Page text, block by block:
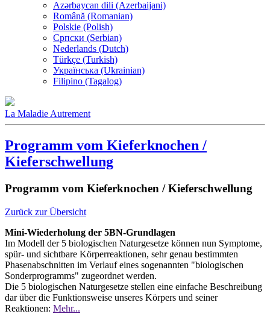
Azərbaycan dili (Azerbaijani)
Română (Romanian)
Polskie (Polish)
Српски (Serbian)
Nederlands (Dutch)
Türkçe (Turkish)
Українська (Ukrainian)
Filipino (Tagalog)
La Maladie Autrement
Programm vom Kieferknochen /
Kieferschwellung
Programm vom Kieferknochen / Kieferschwellung
Zurück zur Übersicht
Mini-Wiederholung der 5BN-Grundlagen
Im Modell der 5 biologischen Naturgesetze können nun Symptome,
spür- und sichtbare Körperreaktionen, sehr genau bestimmten
Phasenabschnitten im Verlauf eines sogenannten "biologischen
Sonderprogramms" zugeordnet werden.
Die 5 biologischen Naturgesetze stellen eine einfache Beschreibung
dar über die Funktionsweise unseres Körpers und seiner
Reaktionen: Mehr...